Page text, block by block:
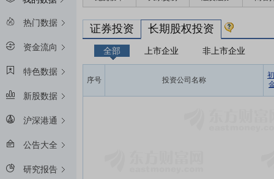
热门数据
资金流向
特色数据
新股数据
沪深港通
公告大全
研究报告
证券投资 长期股权投资
全部 上市企业 非上市企业
序号 投资公司名称